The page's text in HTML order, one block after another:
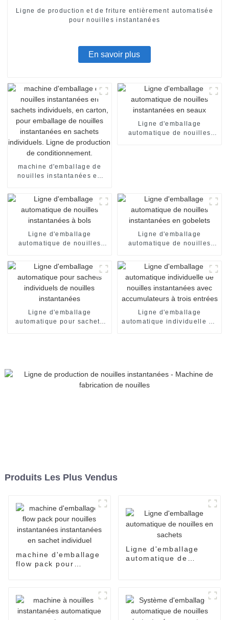
Ligne de production et de friture entièrement automatisée
pour nouilles instantanées
En savoir plus
machine d'emballage de
nouilles instantanées en
carton, pour emballage de
nouilles instantanées en
sachets individuels. Ligne
de production de
conditionnement.
Ligne d'emballage
automatique de nouilles
Ligne d'emballage
automatique de nouilles
Ligne d'emballage
automatique de nouilles
Ligne d'emballage
automatique pour sachets
Ligne d'emballage
automatique individuelle de
Produits Les Plus Vendus
machine d'emballage
flow pack pour
Ligne d'emballage
automatique de